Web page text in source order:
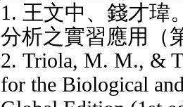
1. 王文中、錢才瑋
分析之實習應用（
2. Triola, M. M., &
for the Biological